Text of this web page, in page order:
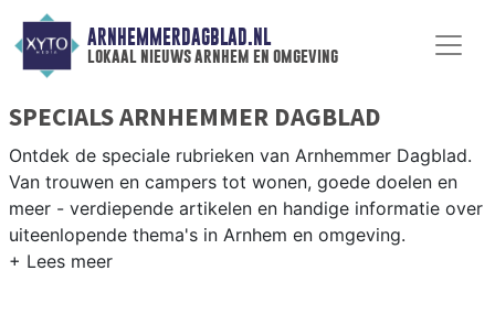
ARNHEMMERDAGBLAD.NL
lokaal nieuws arnhem en omgeving
SPECIALS ARNHEMMER DAGBLAD
Ontdek de speciale rubrieken van Arnhemmer Dagblad.
Van trouwen en campers tot wonen, goede doelen en
meer - verdiepende artikelen en handige informatie over
uiteenlopende thema's in Arnhem en omgeving.